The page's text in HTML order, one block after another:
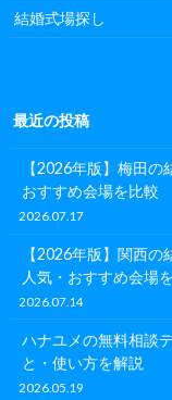
結婚式場探し
最近の投稿
【2026年版】梅田
おすすめ会場を比較
2026.07.17
【2026年版】関西
人気・おすすめ会場
2026.07.14
ハナユメの無料相談
と・使い方を解説
2026.05.19